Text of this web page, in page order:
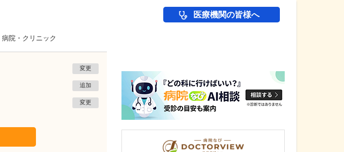
医療機関の皆様へ
病院・クリニック
変更
追加
変更